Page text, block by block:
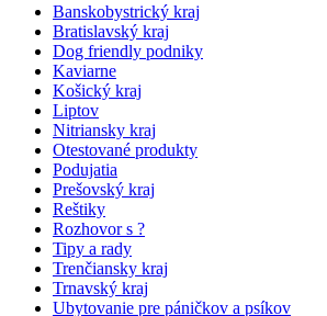
Banskobystrický kraj
Bratislavský kraj
Dog friendly podniky
Kaviarne
Košický kraj
Liptov
Nitriansky kraj
Otestované produkty
Podujatia
Prešovský kraj
Reštiky
Rozhovor s ?
Tipy a rady
Trenčiansky kraj
Trnavský kraj
Ubytovanie pre páničkov a psíkov